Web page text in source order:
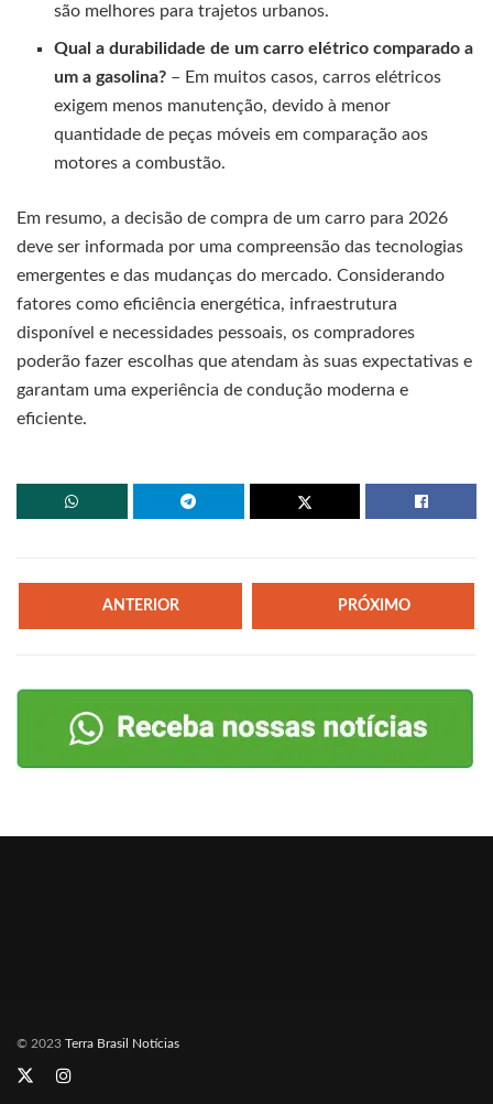
são melhores para trajetos urbanos.
Qual a durabilidade de um carro elétrico comparado a
um a gasolina? – Em muitos casos, carros elétricos
exigem menos manutenção, devido à menor
quantidade de peças móveis em comparação aos
motores a combustão.
Em resumo, a decisão de compra de um carro para 2026
deve ser informada por uma compreensão das tecnologias
emergentes e das mudanças do mercado. Considerando
fatores como eficiência energética, infraestrutura
disponível e necessidades pessoais, os compradores
poderão fazer escolhas que atendam às suas expectativas e
garantam uma experiência de condução moderna e
eficiente.
ANTERIOR PRÓXIMO
© 2023 Terra Brasil Notícias